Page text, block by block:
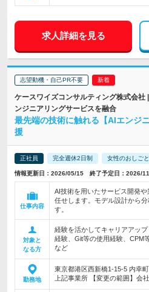
求人詳細を見る
志望動機・自己PR不要
ケースワイズコンサルティング株式会社
ンジニアリングサービスを融合
最先端の技術に触れる【AIエンジ
援
正社員 完全週休2日制 女性のおしご
情報更新日：2026/05/15 終了予定日：2026/
仕事内容
AI技術を用いたサービス開発
任せします。モデル設計から
す。
対象と
なる方
経験を活かしてキャリアアッ
経験、Git等の使用経験、CPM
など
勤務地
東京都港区西新橋1-15-5 内幸
上記事業所 【変更の範囲】会